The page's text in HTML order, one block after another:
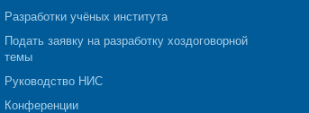
Разработки учёных института
Подать заявку на разработку хоздоговорной
темы
Руководство НИС
Конференции